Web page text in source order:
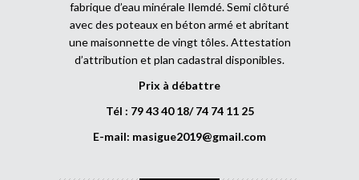
fabrique d’eau minérale Ilemdé. Semi clôturé
avec des poteaux en béton armé et abritant
une maisonnette de vingt tôles. Attestation
d’attribution et plan cadastral disponibles.
Prix à débattre
Tél : 79 43 40 18/ 74 74 11 25
E-mail: masigue2019@gmail.com